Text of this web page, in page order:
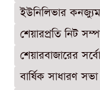
ইউনিলিভার
শেয়ারপ্রতি নিট
শেয়ারবাজারের
বার্ষিক সাধারণ